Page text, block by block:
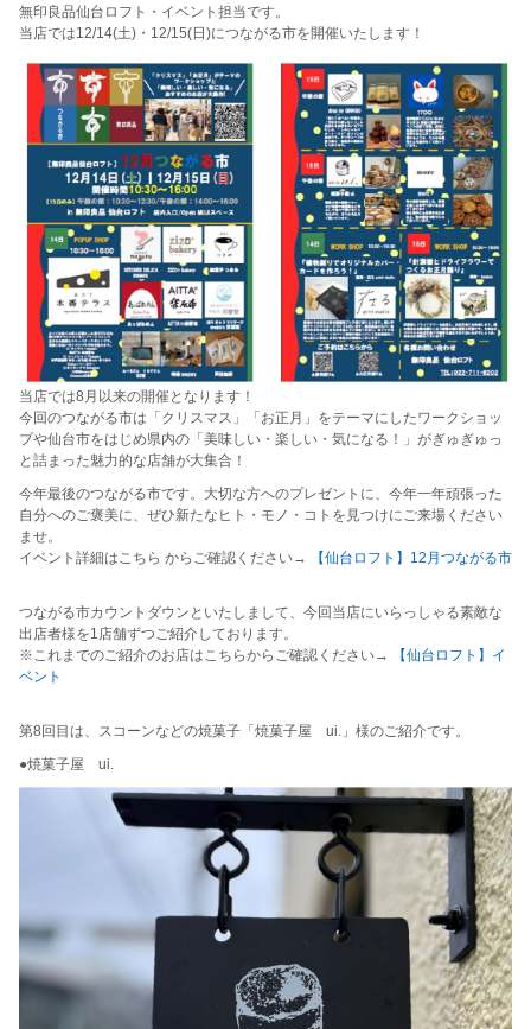
無印良品仙台ロフト・イベント担当です。
当店では12/14(土)・12/15(日)につながる市を開催いたします！
当店では8月以来の開催となります！
今回のつながる市は「クリスマス」「お正月」をテーマにしたワークショッ
プや仙台市をはじめ県内の「美味しい・楽しい・気になる！」がぎゅぎゅっ
と詰まった魅力的な店舗が大集合！
今年最後のつながる市です。大切な方へのプレゼントに、今年一年頑張った
自分へのご褒美に、ぜひ新たなヒト・モノ・コトを見つけにご来場ください
ませ。
イベント詳細はこちら からご確認ください→
【仙台ロフト】12月つながる市
つながる市カウントダウンといたしまして、今回当店にいらっしゃる素敵な
出店者様を1店舗ずつご紹介しております。
※これまでのご紹介のお店はこちらからご確認ください→
【仙台ロフト】イ
ベント
第8回目は、スコーンなどの焼菓子「焼菓子屋 ui.」様のご紹介です。
●焼菓子屋 ui.